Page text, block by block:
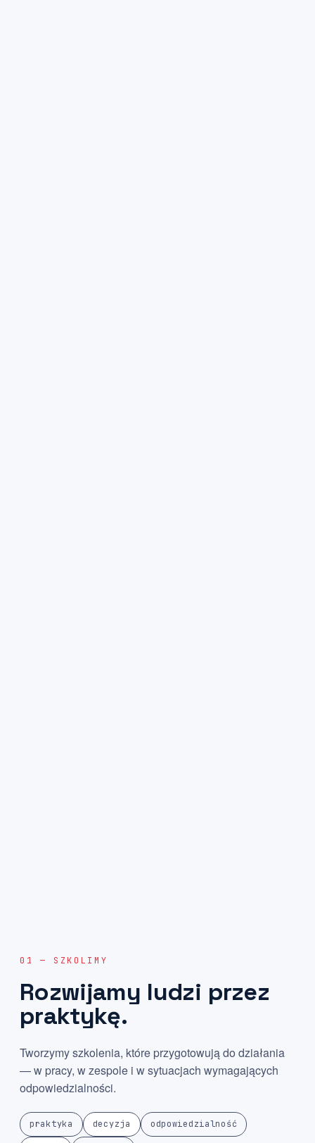
01 — SZKOLIMY
Rozwijamy ludzi przez
praktykę.
Tworzymy szkolenia, które przygotowują do działania
— w pracy, w zespole i w sytuacjach wymagających
odpowiedzialności.
praktyka decyzja odpowiedzialność